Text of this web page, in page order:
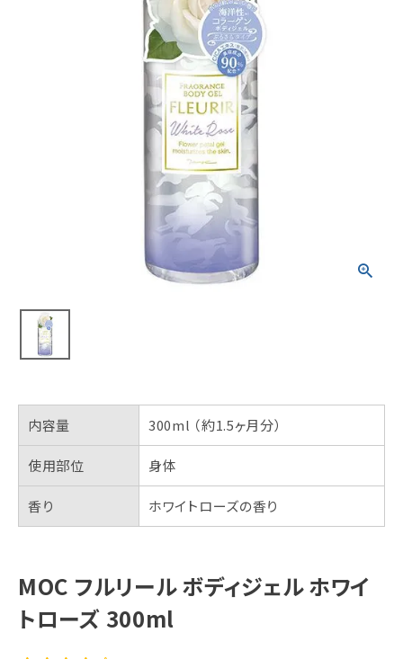
内容量 300ml （約1.5ヶ月分）
使用部位 身体
香り ホワイトローズの香り
MOC フルリール ボディジェル ホワイ
トローズ 300ml